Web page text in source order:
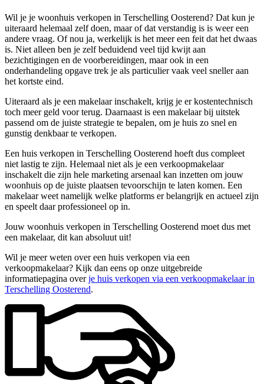
Wil je je woonhuis verkopen in Terschelling Oosterend? Dat kun je
uiteraard helemaal zelf doen, maar of dat verstandig is is weer een
andere vraag. Of nou ja, werkelijk is het meer een feit dat het dwaas
is. Niet alleen ben je zelf beduidend veel tijd kwijt aan
bezichtigingen en de voorbereidingen, maar ook in een
onderhandeling opgave trek je als particulier vaak veel sneller aan
het kortste eind.
Uiteraard als je een makelaar inschakelt, krijg je er kostentechnisch
toch meer geld voor terug. Daarnaast is een makelaar bij uitstek
passend om de juiste strategie te bepalen, om je huis zo snel en
gunstig denkbaar te verkopen.
Een huis verkopen in Terschelling Oosterend hoeft dus compleet
niet lastig te zijn. Helemaal niet als je een verkoopmakelaar
inschakelt die zijn hele marketing arsenaal kan inzetten om jouw
woonhuis op de juiste plaatsen tevoorschijn te laten komen. Een
makelaar weet namelijk welke platforms er belangrijk en actueel zijn
en speelt daar professioneel op in.
Jouw woonhuis verkopen in Terschelling Oosterend moet dus met
een makelaar, dit kan absoluut uit!
Wil je meer weten over een huis verkopen via een
verkoopmakelaar? Kijk dan eens op onze uitgebreide
informatiepagina overje huis verkopen via een verkoopmakelaar in
Terschelling Oosterend.